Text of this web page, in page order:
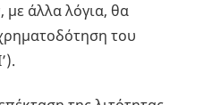
άλλα λόγια, θα
του